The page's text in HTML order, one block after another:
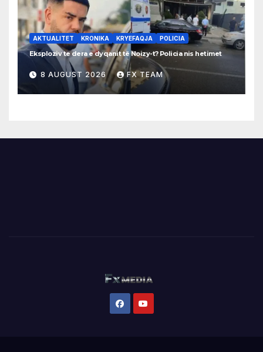
AKTUALITET KRONIKA KRYEFAQJA POLICIA
Eksploziv te dera e dyqanit të Noizy-t? Policia nis hetimet
8 AUGUST 2026 FX TEAM